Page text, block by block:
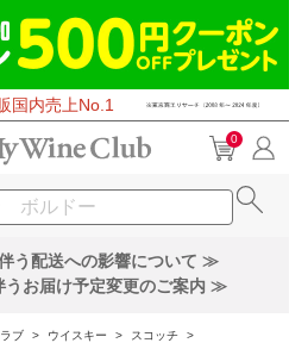
国内売上No.1
0
う配送への影響について ≫
うお届け予定変更のご案内 ≫
ブ > ウイスキー > スコッチ
>